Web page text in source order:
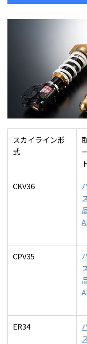
スカイライン形
式
CKV36
CPV35
ER34